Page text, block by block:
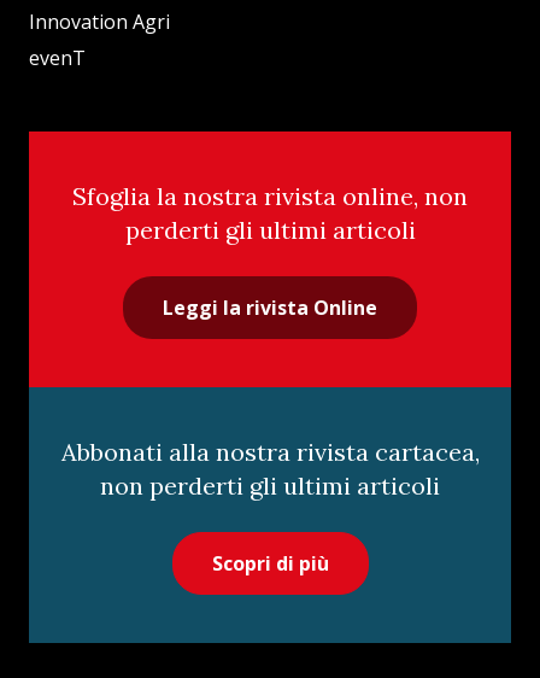
Innovation Agri
evenT
Sfoglia la nostra rivista online, non
perderti gli ultimi articoli
Leggi la rivista Online
Abbonati alla nostra rivista cartacea,
non perderti gli ultimi articoli
Scopri di più